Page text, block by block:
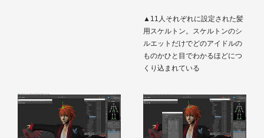
▲11人それぞれに設定された髪
用スケルトン。スケルトンのシ
ルエットだけでどのアイドルの
ものかひと目でわかるほどにつ
くり込まれている